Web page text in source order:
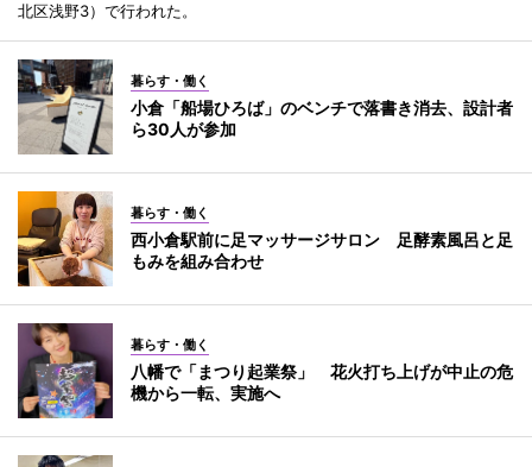
北区浅野3）で行われた。
暮らす・働く
小倉「船場ひろば」のベンチで落書き消去、設計者
ら30人が参加
暮らす・働く
西小倉駅前に足マッサージサロン 足酵素風呂と足
もみを組み合わせ
暮らす・働く
八幡で「まつり起業祭」 花火打ち上げが中止の危
機から一転、実施へ